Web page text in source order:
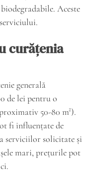
Aceste
curățenia
generală
de lei pentru o
50-80 m²).
fi influențate de
serviciilor solicitate și
mari, prețurile pot